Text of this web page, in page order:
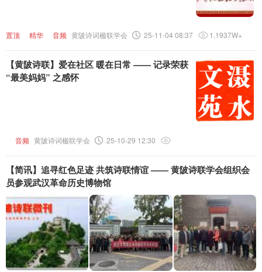
置顶 精华 音频 黄陂诗词楹联学会 25-11-04 08:37 1.1937W+
【黄陂诗联】爱在社区 暖在日常 —— 记录荣获
“最美妈妈” 之感怀
音频 黄陂诗词楹联学会 25-10-29 12:30
【简讯】追寻红色足迹 共筑诗联情谊 —— 黄陂诗联学会组织会
员参观武汉革命历史博物馆